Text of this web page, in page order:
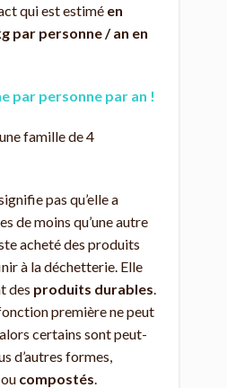
qui est estimé en
par personne / an en
par personne par an !
famille de 4
pas qu’elle a
de moins qu’une autre
acheté des produits
à la déchetterie. Elle
des produits durables
première ne peut
certains sont peut-
d’autres formes,
ou compostés